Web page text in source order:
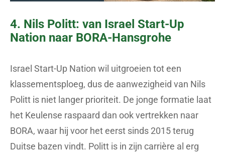
4. Nils Politt: van Israel Start-Up
Nation naar BORA-Hansgrohe
Israel Start-Up Nation wil uitgroeien tot een
klassementsploeg, dus de aanwezigheid van Nils
Politt is niet langer prioriteit. De jonge formatie laat
het Keulense raspaard dan ook vertrekken naar
BORA, waar hij voor het eerst sinds 2015 terug
Duitse bazen vindt. Politt is in zijn carrière al erg